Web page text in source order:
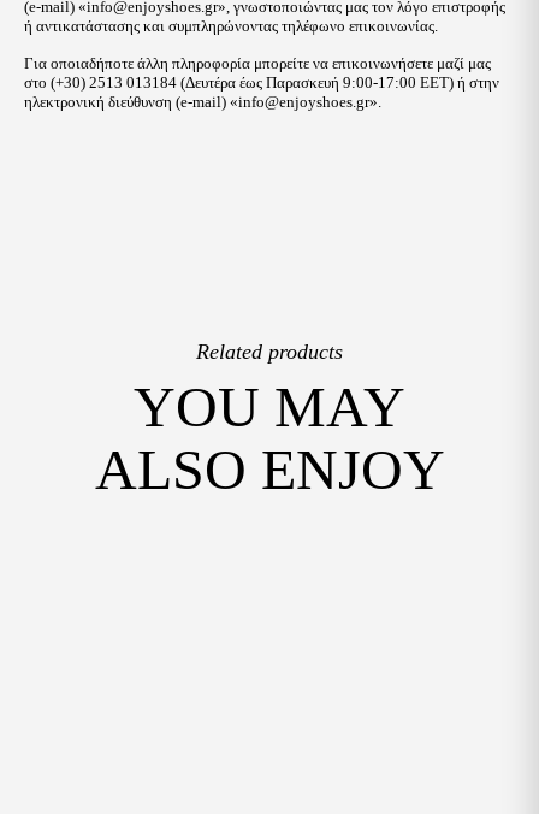
(e-mail) «info@enjoyshoes.gr», γνωστοποιώντας μας τον λόγο επιστροφής
ή αντικατάστασης και συμπληρώνοντας τηλέφωνο επικοινωνίας.
Για οποιαδήποτε άλλη πληροφορία μπορείτε να επικοινωνήσετε μαζί μας
στο (+30) 2513 013184 (Δευτέρα έως Παρασκευή 9:00-17:00 EET) ή στην
ηλεκτρονική διεύθυνση (e-mail) «info@enjoyshoes.gr».
Related products
YOU MAY
ALSO ENJOY